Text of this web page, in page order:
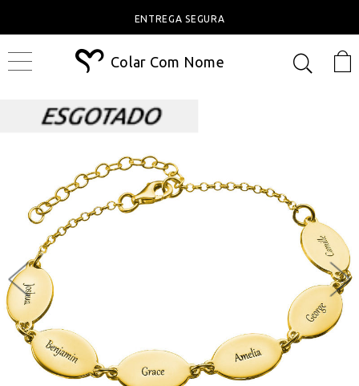
ENTREGA SEGURA
Colar Com Nome